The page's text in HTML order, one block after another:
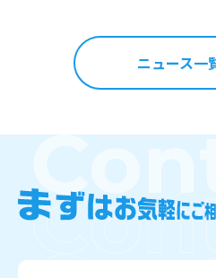
ニュース一